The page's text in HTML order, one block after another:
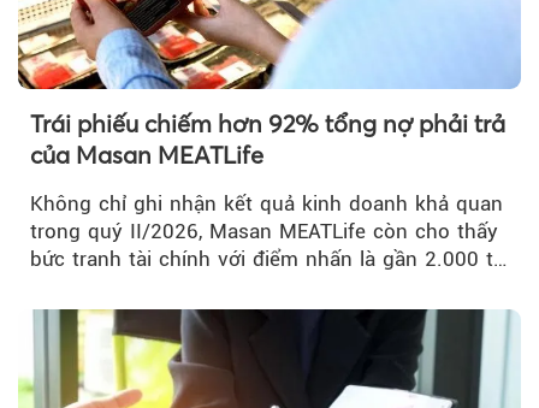
Trái phiếu chiếm hơn 92% tổng nợ phải trả
của Masan MEATLife
Không chỉ ghi nhận kết quả kinh doanh khả quan
trong quý II/2026, Masan MEATLife còn cho thấy
bức tranh tài chính với điểm nhấn là gần 2.000 tỷ